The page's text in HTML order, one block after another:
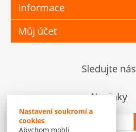
Nastavení soukromí a
cookies
Abychom mohli
Informace
Můj účet
Sledujte nás
Novinky